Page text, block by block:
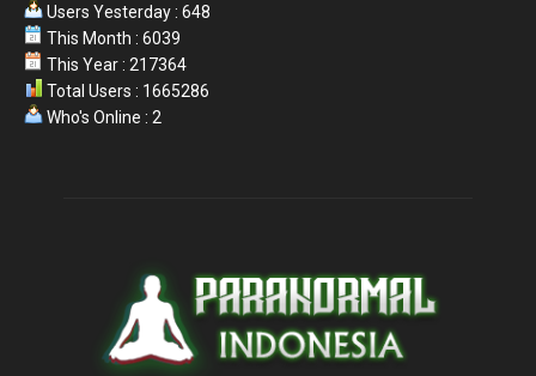
Users Yesterday : 648
This Month : 6039
This Year : 217364
Total Users : 1665286
Who's Online : 2